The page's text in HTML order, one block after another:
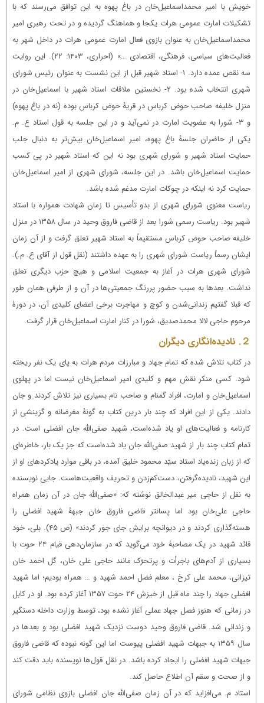
خویش با امیر محمداسماعیل‌خان در باغ پهوه به این توافق می‌رسند که با
تشكیلات امارت عمومی هرات یكجا و هماهنگ گردیده و در تحت رهبری امیر
محمداسماعیل‌خان به عنوان بازوی فعال امارت عمومی هرات در داخل شهر به
فعالیت‌های سیاسی، فرهنگی، اقتصادی …» (احراری، ۱۴۰۳: ۲۲). این روایت
سه نقص عمده دارد. ۱- استاد شهیر قبل از این نشست به عنوان رئیس شورای
شهری انتخاب شده بود. ۲- نخستین ملاقات استاد شهیر با اسماعیل‌خان در
منزل خلیفه صاحب حوض کرباس در قریۀ حوض کرباس بوده (نه در باغ پهوه)
و ۳- شورا به عضویت امارت در نمی‌آید و در این جلسه به قول استاد ع. م.
یکی از حاضران جلسۀ باغ پهوه، امیر اسماعیل‌خان بیش‌تر به دنبال جلب
حمایت استاد شهیر و شورای شهری بود نه این که استاد شهیر در پی کسب
حمایت اسماعیل‌خان باشد. در این جلسه، شورای شهری از امیر اسماعیل‌خان
حمایت کرد نه اینکه در چوکات امارت مدغم شده باشد.
ریاست معنوی شورای شهری از بدو تأسیس تا زمان شهادت همواره با استاد
شهیر بود. ریاست رسمی شورا بعد از قاضی فاروق وحید در سال ۱۳۵۸ در منزل
خلیفه صاحب حوض کرباس مستقیماً به استاد شهیر تعلق گرفت و از آن زمان
ایشان رسماً ریاست شورای شهری را به عهده داشتند (نقل قول از آقای ع. م.).
شورای شهری هرات در آغاز به جمعیت اسلامی و هیچ حزب دیگری تعلق
نداشت. بعدها به سبب حضور پررنگ جمعیتی‌ها در آن و از طرفی همان طور
که قبلا گفتیم زندانی‌شدن و کوچ و مهاجرت برخی اعضای کلیدی آن، در دورۀ
مرحوم حاجی لالا محمدصدیق، شورا در کنار امارت اسماعیل‌خان قرار گرفت.
２. نادیده‌انگاری دیگران
در کتاب تلاش شده که تمام جهاد و مبارزات مردم هرات به پای یک نفر ریخته
شود. کسی منکر نقش مهم و کلیدی امیر اسماعیل‌خان نیست اما در پهلوی
اسماعیل‌خان و امارت، افراد گمنام و صاحب نام بسیاری نیز تلاش کردند و جان
دادند. یکی از این افراد که چند بار درین کتاب به گونۀ مغرضانه و گزینشی از
کارنامه و فعالیت‌های او یاد شده‌است، شهید صفی‌الله جان افضلی است. در
تمام کتاب چند بار از شهید صفی‌الله جان یاد شده‌است که جز یک بار، خاطره‌ای
که از زبان زنده‌یاد استاد سیّد محمود خلیق آمده، در باقی موارد یادکردهای او از
این شهید، نادیده‌گرفتن، دست‌کم‌زدن و تحریف واقعیت‌هاست. جایی نویسنده
به نقل از حاجی میر عبدالخالق نوشته که: «صفی‌الله جان در آن زمان همراه
حاجی علی‌خان بود اما پسانتر قاضی فاروق خان جبهۀ شهید افضلی را
هسته‌گذاری کردند و در دیوانچه برایش جای جور کردند» (ص ۴۵). بلی، خود
قائد شهید در یک مصاحبۀ خود می‌گوید که در سازمان‌دهی قیام ۲۴ حوت با
بسیاری از آدم‌های باجرأت و پرتحرّک مانند حاجی علی خان، گل احمد خان
تیزانی، محمد علی کرخ ، معلم فضل احمد شهید و … همراه بودیم؛ اما شهید
افضلی جهاد را چند ماه قبل از خیزش ۲۴ حوت ۱۳۵۷ آغاز کرده بود. او در کابل
در زمانی که هنوز فصل جهاد عملی آغاز نشده بود، توسط وزارت داخله دستگیر
و زندانی شد. قاضی فاروق وحید دوست نزدیک شهید افضلی بود و بعدها در
سال ۱۳۵۹ به جبهات شهید افضلی پیوست اما این گونه نبوده که قاضی فاروق
جبهات شهید افضلی را ایجاد کرده باشد. در نقل قول‌ها نویسنده باید دقت کند
و از صحت و سقم آن اطلاع حاصل کند.
استاد م. می‌افزاید که در آن زمان صفی‌الله جان افضلی بازوی نظامی شورای